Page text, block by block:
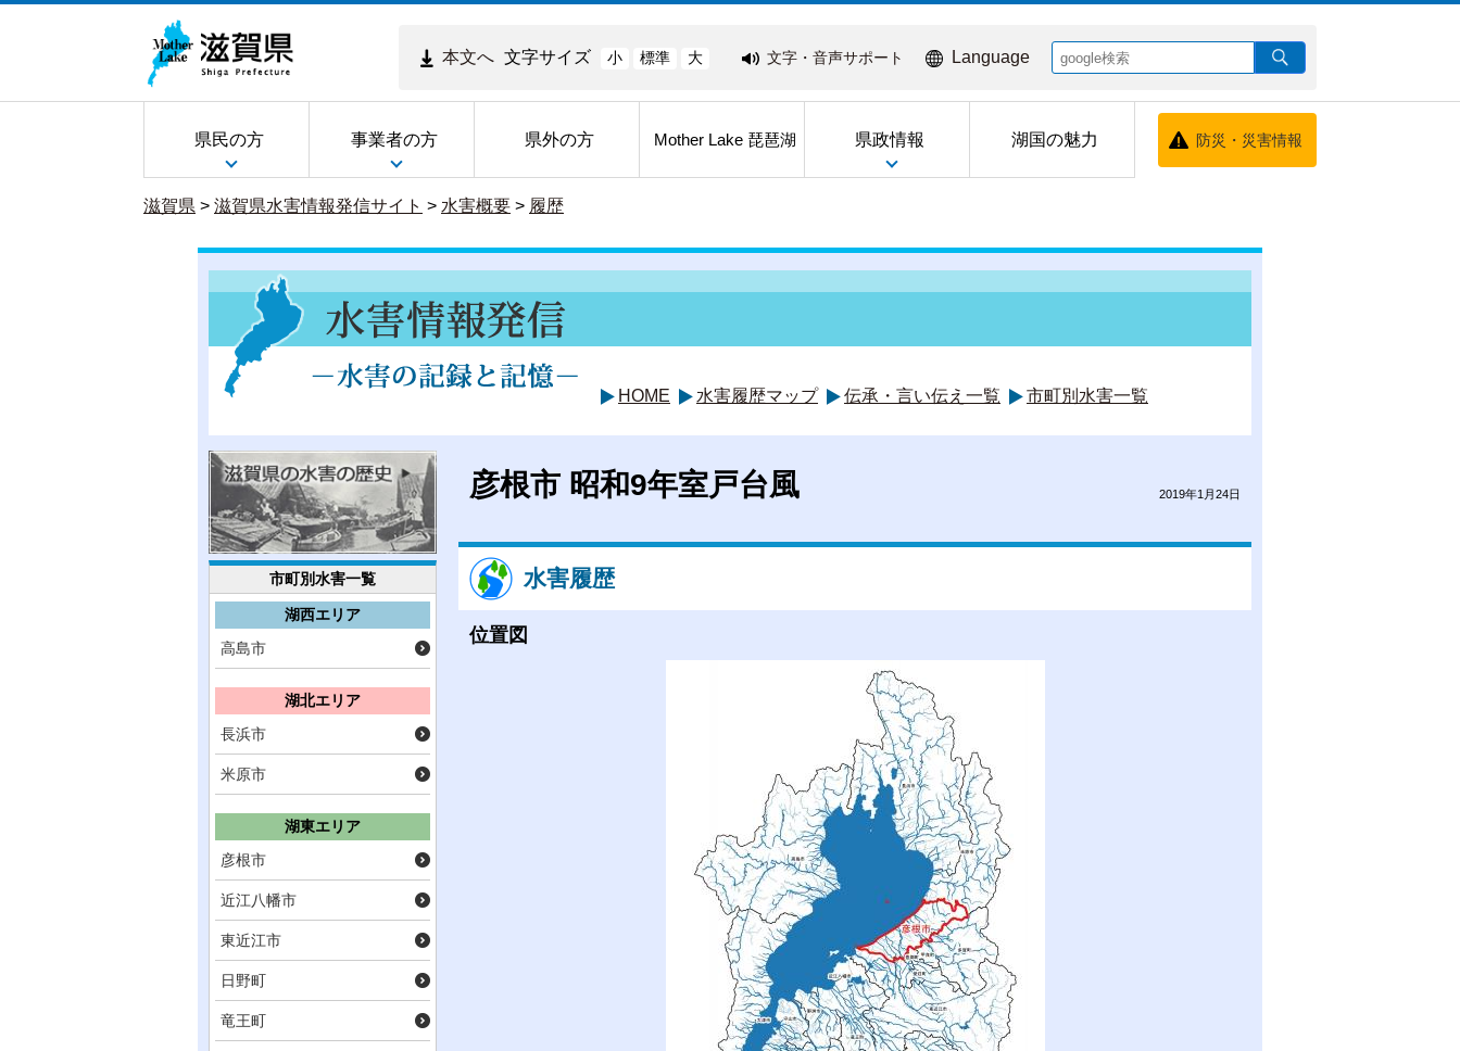
本文へ 文字サイズ 小 標準 大 文字・音声サポート Language
県民の方 事業者の方 県外の方 Mother Lake 琵琶湖 県政情報 湖国の魅力 防災・災害情報
滋賀県 > 滋賀県水害情報発信サイト > 水害概要 > 履歴
HOME 水害履歴マップ 伝承・言い伝え一覧 市町別水害一覧
市町別水害一覧
湖西エリア
高島市
湖北エリア
長浜市
米原市
湖東エリア
彦根市
近江八幡市
東近江市
日野町
竜王町
彦根市 昭和9年室戸台風 2019年1月24日
水害履歴
位置図